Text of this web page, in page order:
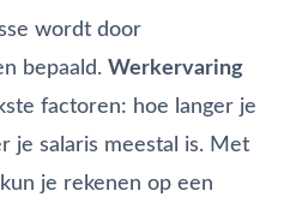
wordt door
bepaald. Werkervaring
factoren: hoe langer je
je salaris meestal is. Met
je rekenen op een